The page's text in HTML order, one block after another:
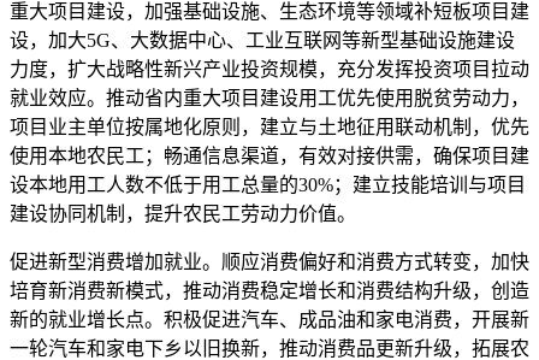
重大项目建设，加强基础设施、生态环境等领域补短板项目建
设，加大5G、大数据中心、工业互联网等新型基础设施建设
力度，扩大战略性新兴产业投资规模，充分发挥投资项目拉动
就业效应。推动省内重大项目建设用工优先使用脱贫劳动力，
项目业主单位按属地化原则，建立与土地征用联动机制，优先
使用本地农民工；畅通信息渠道，有效对接供需，确保项目建
设本地用工人数不低于用工总量的30%；建立技能培训与项目
建设协同机制，提升农民工劳动力价值。
促进新型消费增加就业。顺应消费偏好和消费方式转变，加快
培育新消费新模式，推动消费稳定增长和消费结构升级，创造
新的就业增长点。积极促进汽车、成品油和家电消费，开展新
一轮汽车和家电下乡以旧换新，推动消费品更新升级，拓展农